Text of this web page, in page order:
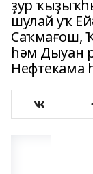
ҙур
шулай уҡ
Саҡмағош,
һәм Дыуан
Нефтекама